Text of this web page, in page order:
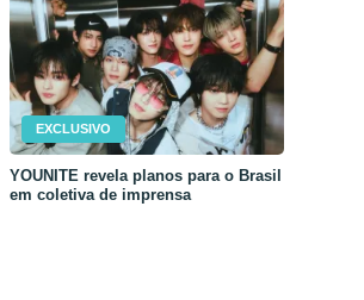
EXCLUSIVO
YOUNITE revela planos para o Brasil
em coletiva de imprensa